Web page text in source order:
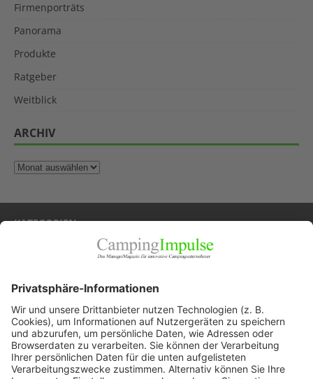
Firmenporträts
Panorama
Produkte
Ratgeber
Weitblick
ARCHIV
KATEGORIEN
Firmenporträts
Panorama
Produkte
Ratgeber